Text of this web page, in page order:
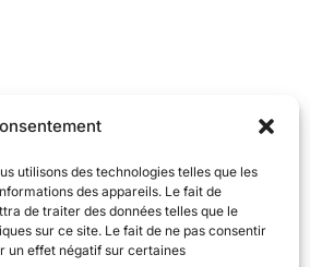
utilisons des technologies telles que les
des appareils. Le fait de
de traiter des données telles que le
sur ce site. Le fait de ne pas consentir
un effet négatif sur certaines